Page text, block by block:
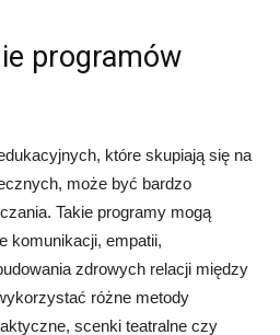
programów
które skupiają się na
może być bardzo
Takie programy mogą
komunikacji, empatii,
zdrowych relacji między
różne metody
scenki teatralne czy